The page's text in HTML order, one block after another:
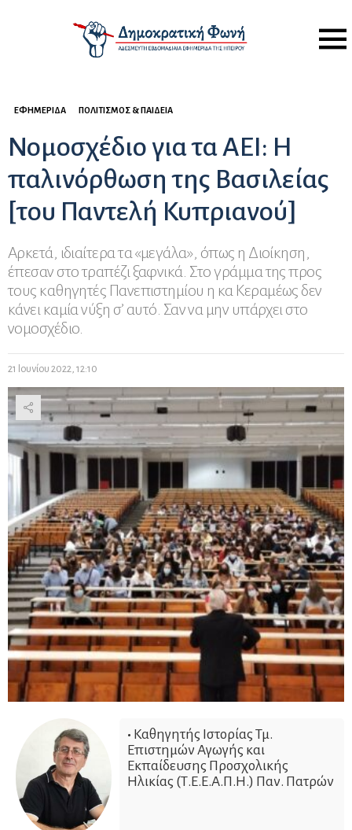
Menu
ΕΦΗΜΕΡΊΔΑ ΠΟΛΙΤΙΣΜΌΣ & ΠΑΙΔΕΊΑ
Νομοσχέδιο για τα ΑΕΙ: Η
παλινόρθωση της Βασιλείας
[του Παντελή Κυπριανού]
Αρκετά, ιδιαίτερα τα «μεγάλα», όπως η Διοίκηση,
έπεσαν στο τραπέζι ξαφνικά. Στο γράμμα της προς
τους καθηγητές Πανεπιστημίου η κα Κεραμέως δεν
κάνει καμία νύξη σ’ αυτό. Σαν να μην υπάρχει στο
νομοσχέδιο.
21 Ιουνίου 2022, 12:10
• Καθηγητής Ιστορίας Τμ.
Επιστημών Αγωγής και
Εκπαίδευσης Προσχολικής
Ηλικίας (Τ.Ε.Ε.Α.Π.Η.) Παν. Πατρών